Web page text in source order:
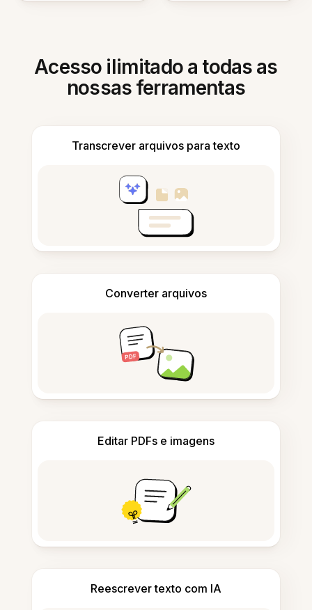
Acesso ilimitado a todas as
nossas ferramentas
Transcrever arquivos para texto
Converter arquivos
Editar PDFs e imagens
Reescrever texto com IA